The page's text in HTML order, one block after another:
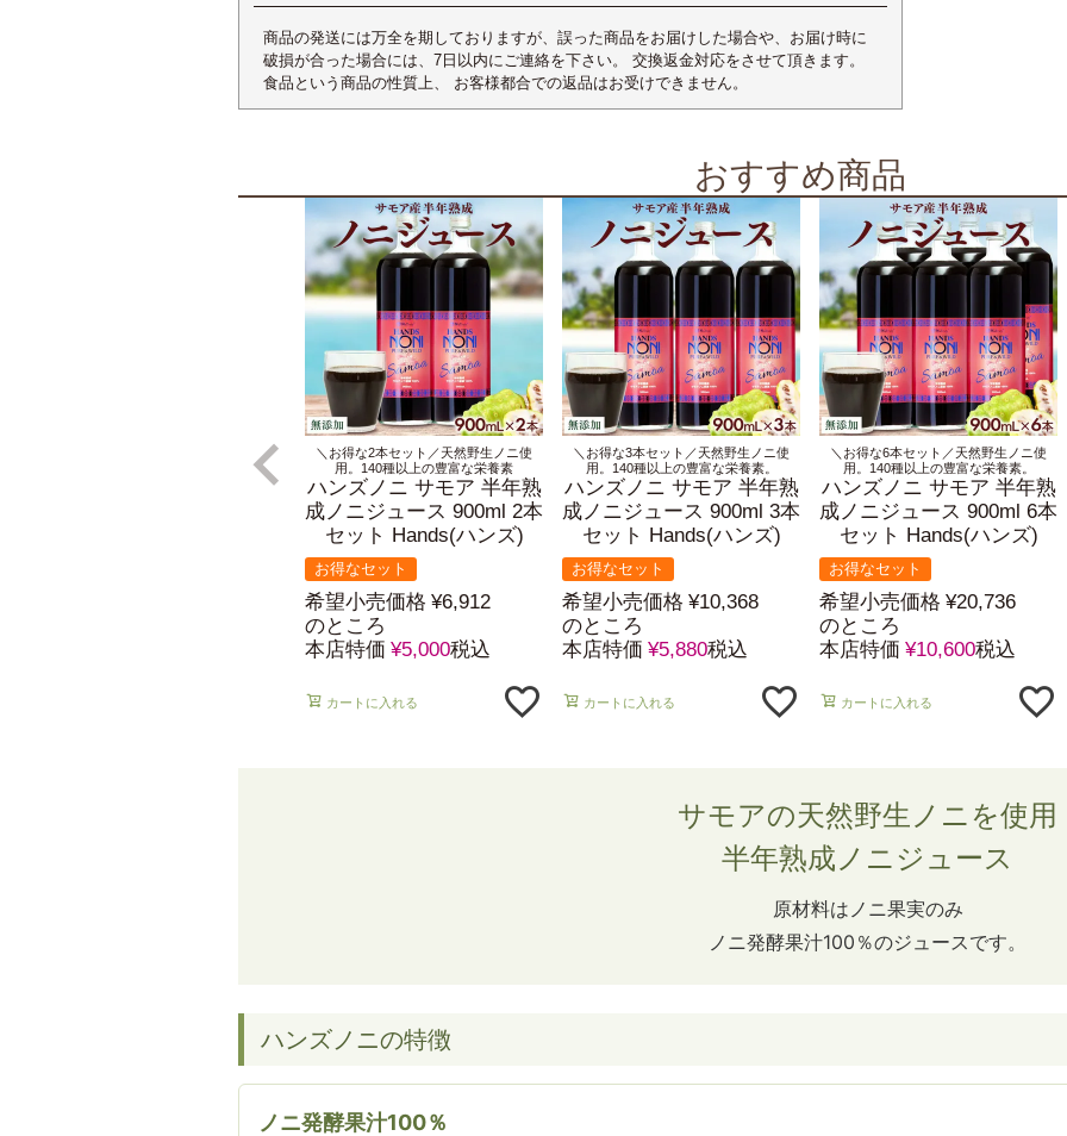
商品の発送には万全を期しておりますが、誤った商品をお届けした場合や、お届け時に
破損が合った場合には、7日以内にご連絡を下さい。 交換返金対応をさせて頂きます。
食品という商品の性質上、 お客様都合での返品はお受けできません。
おすすめ商品
＼お得な2本セット／天然野生ノニ使
用。140種以上の豊富な栄養素
ハンズノニ サモア 半年熟
成ノニジュース 900ml 2本
セット Hands(ハンズ)
お得なセット
希望小売価格 ¥6,912
のところ
本店特価 ¥5,000税込
カートに入れる
＼お得な3本セット／天然野生ノニ使
用。140種以上の豊富な栄養素。
ハンズノニ サモア 半年熟
成ノニジュース 900ml 3本
セット Hands(ハンズ)
お得なセット
希望小売価格 ¥10,368
のところ
本店特価 ¥5,880税込
カートに入れる
＼お得な6本セット／天然野生ノニ使
用。140種以上の豊富な栄養素。
ハンズノニ サモア 半年熟
成ノニジュース 900ml 6本
セット Hands(ハンズ)
お得なセット
希望小売価格 ¥20,736
のところ
本店特価 ¥10,600税込
カートに入れる
サモアの天然野生ノニを使用
半年熟成ノニジュース
原材料はノニ果実のみ
ノニ発酵果汁100％のジュースです。
ハンズノニの特徴
ノニ発酵果汁100％